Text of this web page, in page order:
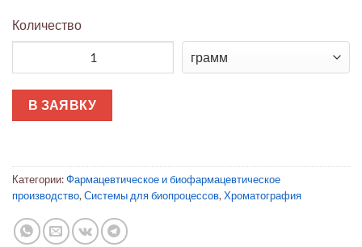
Количество
В ЗАЯВКУ
Категории:Фармацевтическое и биофармацевтическое
производство, Системы для биопроцессов, Хроматография